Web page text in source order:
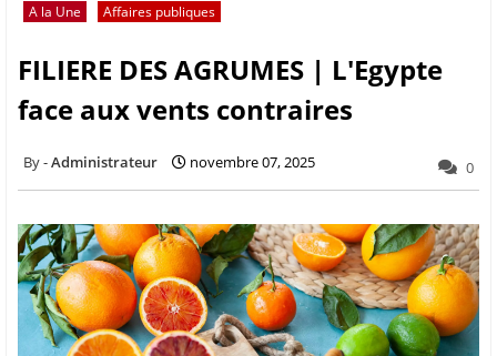
A la Une Affaires publiques
FILIERE DES AGRUMES | L'Egypte
face aux vents contraires
Administrateur novembre 07, 2025 0